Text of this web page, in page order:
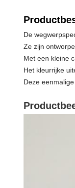
De
Ze zijn
Met een kleine
Het kleurrijke
Deze